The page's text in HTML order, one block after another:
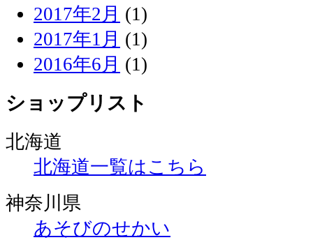
2017年2月 (1)
2017年1月 (1)
2016年6月 (1)
ショップリスト
北海道
北海道一覧はこちら
神奈川県
あそびのせかい